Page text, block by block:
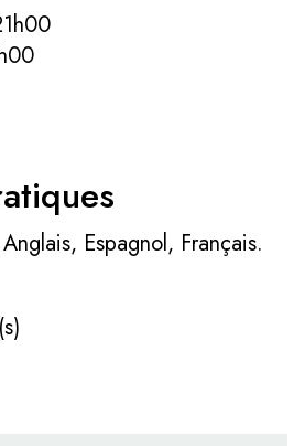
Anglais, Espagnol, Français.